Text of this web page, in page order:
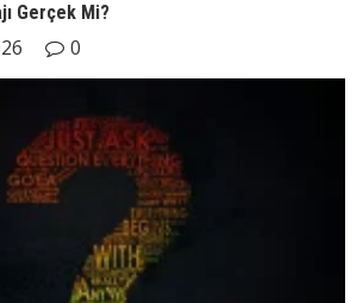
Gerçek Mi?
0